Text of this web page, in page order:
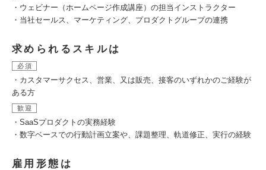
・ウェビナー（ホームページ作成講座）の担当インストラクター
・当社セールス、マーケティング、プロダクトグループの連携
求められるスキルは
必須
・カスタマーサクセス、営業、又は販売、接客のいずれかのご経験が
ある方
歓迎
・SaaSプロダクトの実務経験
・数字ベースでの行動計画立案や、課題整理、軌道修正、実行の経験
雇用形態は